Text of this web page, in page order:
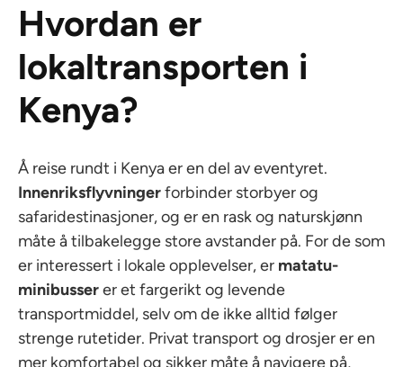
Hvordan er
lokaltransporten i
Kenya?
Å reise rundt i Kenya er en del av eventyret.
Innenriksflyvningerforbinder storbyer og
safaridestinasjoner, og er en rask og naturskjønn
måte å tilbakelegge store avstander på. For de som
er interessert i lokale opplevelser, er matatu-
minibusserer et fargerikt og levende
transportmiddel, selv om de ikke alltid følger
strenge rutetider. Privat transport og drosjer er en
mer komfortabel og sikker måte å navigere på,